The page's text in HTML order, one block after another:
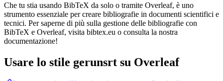
Che tu stia usando BibTeX da solo o tramite Overleaf, è uno
strumento essenziale per creare bibliografie in documenti scientifici e
tecnici. Per saperne di più sulla gestione delle bibliografie con
BibTeX e Overleaf, visita bibtex.eu o consulta la nostra
documentazione!
Usare lo stile gerunsrt su Overleaf